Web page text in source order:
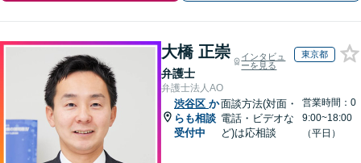
大橋 正崇
弁護士
インタビュ
ーを見る
東京都
弁護士法人AO
渋谷区 か
らも相談
受付中
面談方法(対面・
電話・ビデオな
ど)は応相談
営業時間：0
9:00~18:00
（平日）